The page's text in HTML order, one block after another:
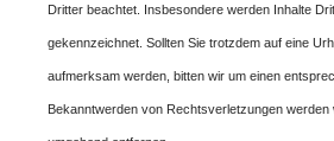
Dritter beachtet. Insbesondere werden Inhalte
gekennzeichnet. Sollten Sie trotzdem auf eine
aufmerksam werden, bitten wir um einen
Bekanntwerden von Rechtsverletzungen werden